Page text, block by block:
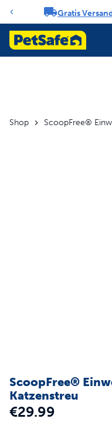
Benachrichtigungs-
Gratis
Shop ScoopFree®
ScoopFree®
Katzenstreu
€29.99